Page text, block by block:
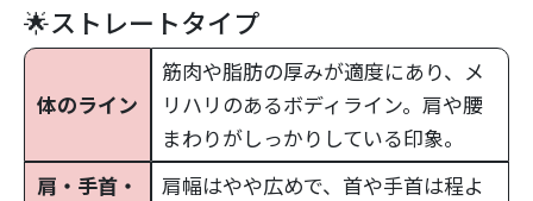
🌟ストレートタイプ
体のライン
筋肉や脂肪の厚みが適度にあり、メ
リハリのあるボディライン。肩や腰
まわりがしっかりしている印象。
肩・手首・
肩幅はやや広めで、首や手首は程よ